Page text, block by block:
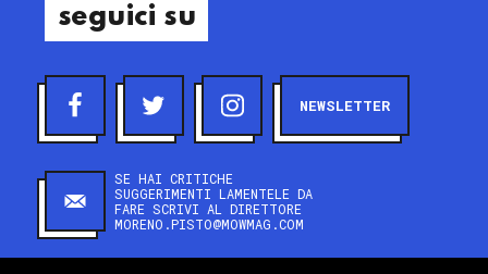
seguici su
NEWSLETTER
SE HAI CRITICHE
SUGGERIMENTI LAMENTELE DA
FARE SCRIVI AL DIRETTORE
MORENO.PISTO@MOWMAG.COM